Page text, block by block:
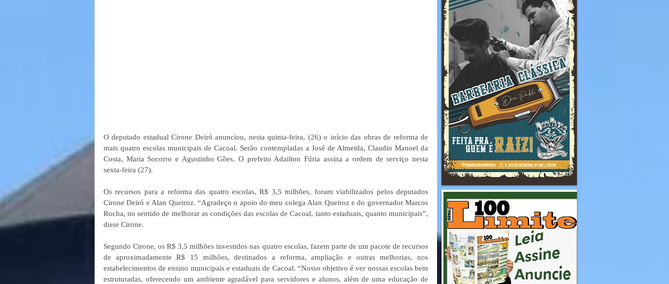
O deputado estadual Cirone Deiró anunciou, nesta quinta-feira, (26) o início das obras de reforma de
mais quatro escolas municipais de Cacoal. Serão contempladas a José de Almeida, Claudio Manoel da
Costa, Maria Socorro e Agustinho Gões. O prefeito Adailton Fúria assina a ordem de serviço nesta
sexta-feira (27).
Os recursos para a reforma das quatro escolas, R$ 3,5 milhões, foram viabilizados pelos deputados
Cirone Deiró e Alan Queiroz. “Agradeço o apoio do meu colega Alan Queiroz e do governador Marcos
Rocha, no sentido de melhorar as condições das escolas de Cacoal, tanto estaduais, quanto municipais”,
disse Cirone.
Segundo Cirone, os R$ 3,5 milhões investidos nas quatro escolas, fazem parte de um pacote de recursos
de aproximadamente R$ 15 milhões, destinados a reforma, ampliação e outras melhorias, nos
estabelecimentos de ensino municipais e estaduais de Cacoal. “Nosso objetivo é ver nossas escolas bem
estruturadas, oferecendo um ambiente agradável para servidores e alunos, além de uma educação de